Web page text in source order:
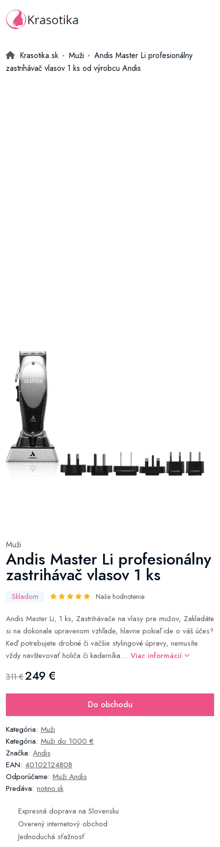
Krasotika.sk Muži
Andis Master Li profesionálny
zastrihávač vlasov 1 ks od výrobcu Andis
Muži
Andis Master Li profesionálny
zastrihávač vlasov 1 ks
Skladom Naše hodnotenie
Andis Master Li, 1 ks, Zastrihávače na vlasy pre mužov, Zakladáte
si na dokonale upravenom vzhľade, hlavne pokiaľ ide o váš účes?
Keď potrebujete drobné či väčšie stylingové úpravy, nemusíte
vždy navštevovať holiča či kaderníka.... Viac informácií
311 €249 €
Do obchodu
Kategória: Muži
Kategória: Muži do 1000 €
Značka: Andis
EAN: 40102124808
Odporúčame: Muži Andis
Predáva: notino.sk
Expresná doprava na Slovensku
Overený internetový obchod
Jednoduchá sťažnosť